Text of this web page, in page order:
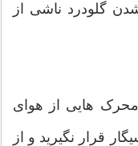
گلودرد ناشی از
هایی از هوای
قرار نگیرید و از